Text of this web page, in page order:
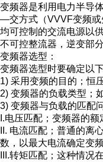
变频器是利用电力半导
—交方式（VVVF变频或
均可控制的交流电源以
不可控整流器，逆变部
变频器选型：
变频器选型时要确定以
1) 采用变频的目的；恒
2) 变频器的负载类型；
3) 变频器与负载的匹配
I.电压匹配；变频器的
II. 电流匹配；普通的
数，以最大电流确定变
III.转矩匹配；这种情况